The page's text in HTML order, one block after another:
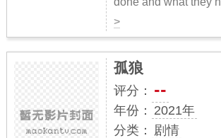
>
孤狼
评分： --
年份： 2021年
分类： 剧情